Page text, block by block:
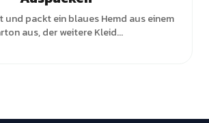
und packt ein blaues Hemd aus einem
aus, der weitere Kleid...